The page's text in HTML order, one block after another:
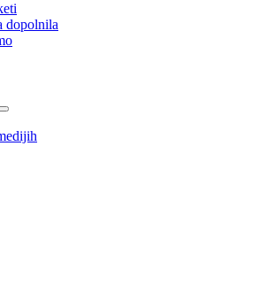
dopolnila